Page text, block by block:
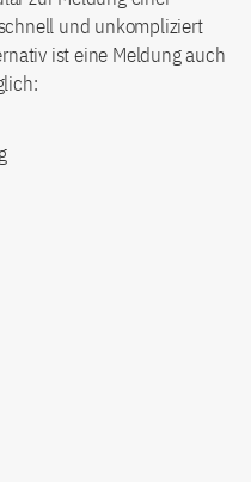
und unkompliziert
ist eine Meldung auch